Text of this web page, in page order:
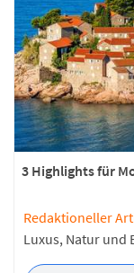
3 Highlights für
Redaktioneller
Luxus, Natur und